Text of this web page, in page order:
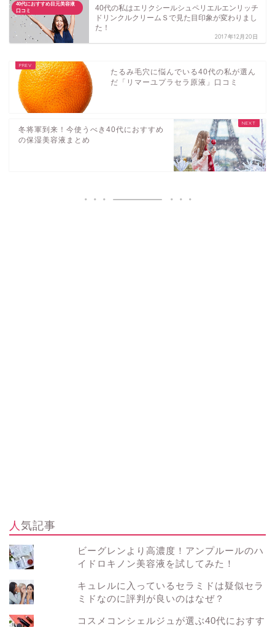
40代におすすめ目元美容液
口コミ
40代の私はエリクシールシュペリエルエンリッチ
ドリンクルクリームＳで見た目印象が変わりまし
た！
2017年12月20日
たるみ毛穴に悩んでいる40代の私が選ん
だ「リマーユプラセラ原液」口コミ
冬将軍到来！今使うべき40代におすすめ
の保湿美容液まとめ
人気記事
ビーグレンより高濃度！アンプルールのハ
イドロキノン美容液を試してみた！
キュレルに入っているセラミドは疑似セラ
ミドなのに評判が良いのはなぜ？
コスメコンシェルジュが選ぶ40代におすす